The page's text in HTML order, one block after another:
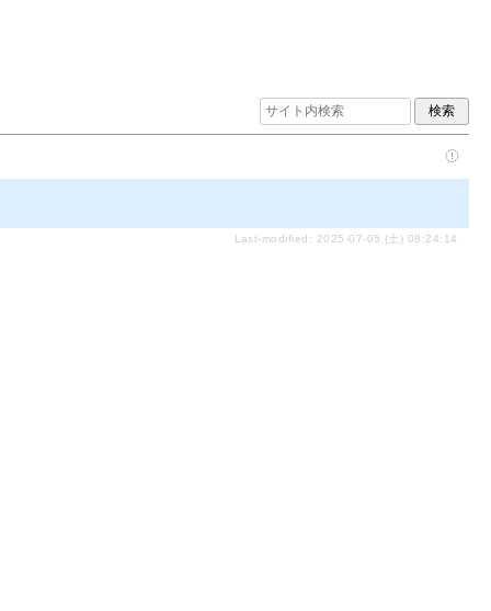
Last-modified: 2025-07-05 (土) 08:24:14